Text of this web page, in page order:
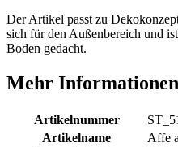
Der Artikel passt zu
sich für den Außenbereich und
Boden gedacht.
Mehr Informationen
Artikelnummer
Artikelname
Affe